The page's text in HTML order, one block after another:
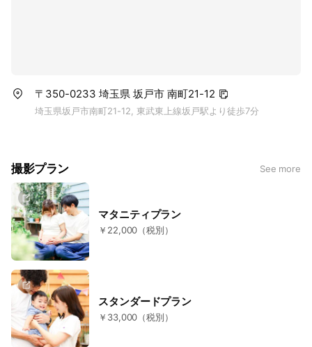
〒350-0233 埼玉県 坂戸市 南町21-12
埼玉県坂戸市南町21-12, 東武東上線坂戸駅より徒歩7分
撮影プラン See more
マタニティプラン
￥22,000（税別）
スタンダードプラン
￥33,000（税別）